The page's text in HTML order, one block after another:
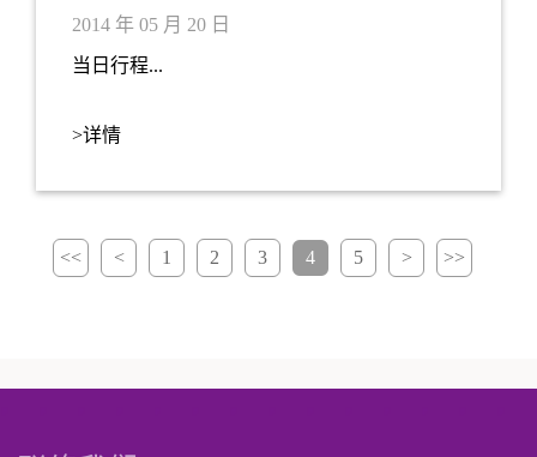
﹑ 恒香饼厂﹑流浮山海鲜宴」
一天游
2014 年 05 月 20 日
当日行程...
>详情
<< < 1 2 3 4 5 > >>